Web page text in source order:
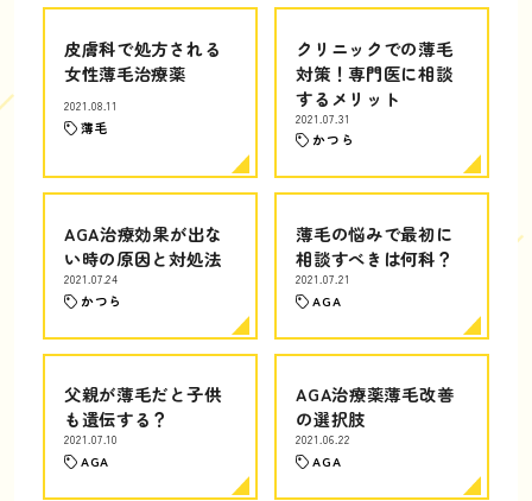
皮膚科で処方される
女性薄毛治療薬
2021.08.11
薄毛
クリニックでの薄毛
対策！専門医に相談
するメリット
2021.07.31
かつら
AGA治療効果が出な
い時の原因と対処法
2021.07.24
かつら
薄毛の悩みで最初に
相談すべきは何科？
2021.07.21
AGA
父親が薄毛だと子供
も遺伝する？
2021.07.10
AGA
AGA治療薬薄毛改善
の選択肢
2021.06.22
AGA